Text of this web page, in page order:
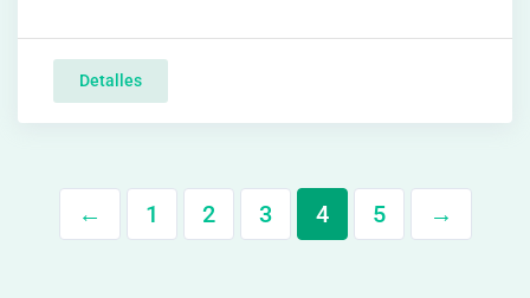
Detalles
← 1 2 3 4 5 →